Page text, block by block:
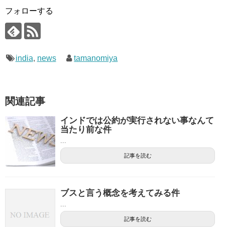
フォローする
india, news tamanomiya
関連記事
インドでは公約が実行されない事なんて
当たり前な件
...
記事を読む
ブスと言う概念を考えてみる件
...
記事を読む